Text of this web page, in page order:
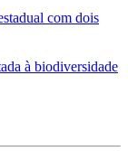
com dois
à biodiversidade